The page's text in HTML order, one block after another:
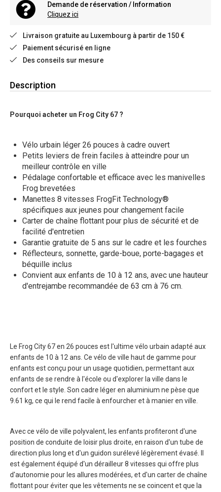
Demande de réservation / Information
Cliquez ici
Livraison gratuite au Luxembourg à partir de 150 €
Paiement sécurisé en ligne
Des conseils sur mesure
Description
Pourquoi acheter un Frog City 67 ?
Vélo urbain léger 26 pouces à cadre ouvert
Petits leviers de frein faciles à atteindre pour un
meilleur contrôle en ville
Pédalage confortable et efficace avec les manivelles
Frog brevetées
Manettes 8 vitesses FrogFit Technology®
spécifiques aux jeunes pour changement facile
Carter de chaîne flottant pour plus de sécurité et de
facilité d'entretien
Garantie gratuite de 5 ans sur le cadre et les fourches
Réflecteurs, sonnette, garde-boue, porte-bagages et
béquille inclus
Convient aux enfants de 10 à 12 ans, avec une hauteur
d'entrejambe recommandée de 63 cm à 76 cm.
Le Frog City 67 en 26 pouces est l'ultime vélo urbain adapté aux
enfants de 10 à 12 ans. Ce vélo de ville haut de gamme pour
enfants est conçu pour un usage quotidien, permettant aux
enfants de se rendre à l'école ou d'explorer la ville dans le
confort et le style. Son cadre léger en aluminium ne pèse que
9.61 kg, ce qui le rend facile à enfourcher et à manier en ville.
Avec ce vélo de ville polyvalent, les enfants profiteront d'une
position de conduite de loisir plus droite, en raison d'un tube de
direction plus long et d'un guidon surélevé légèrement évasé. Il
est également équipé d'un dérailleur 8 vitesses qui offre plus
d'autonomie pour les allures modérées, et d'un carter de chaîne
flottant pour éviter que les vêtements ne se coincent et que la